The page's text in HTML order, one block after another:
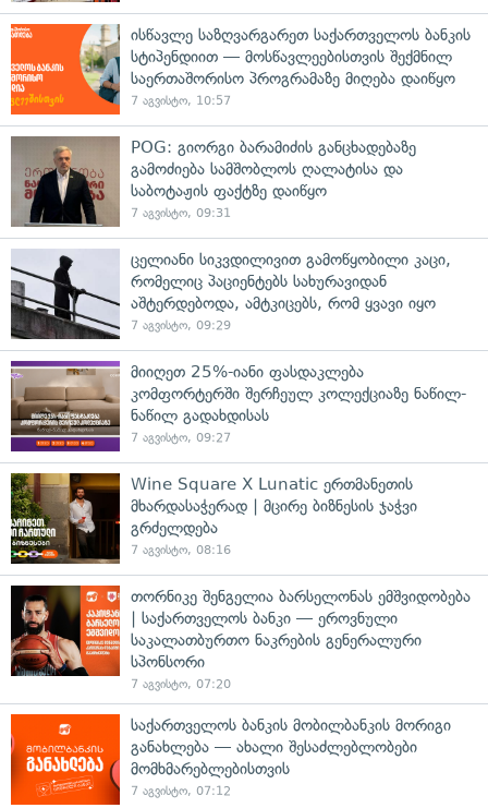
ისწავლე საზღვარგარეთ საქართველოს ბანკის
სტიპენდიით — მოსწავლეებისთვის შექმნილ
საერთაშორისო პროგრამაზე მიღება დაიწყო
7 აგვისტო, 10:57
POG: გიორგი ბარამიძის განცხადებაზე
გამოძიება სამშობლოს ღალატისა და
საბოტაჟის ფაქტზე დაიწყო
7 აგვისტო, 09:31
ცელიანი სიკვდილივით გამოწყობილი კაცი,
რომელიც პაციენტებს სახურავიდან
აშტერდებოდა, ამტკიცებს, რომ ყვავი იყო
7 აგვისტო, 09:29
მიიღეთ 25%-იანი ფასდაკლება
კომფორტერში შერჩეულ კოლექციაზე ნაწილ-
ნაწილ გადახდისას
7 აგვისტო, 09:27
Wine Square X Lunatic ერთმანეთის
მხარდასაჭერად | მცირე ბიზნესის ჯაჭვი
გრძელდება
7 აგვისტო, 08:16
თორნიკე შენგელია ბარსელონას ემშვიდობება
| საქართველოს ბანკი — ეროვნული
საკალათბურთო ნაკრების გენერალური
სპონსორი
7 აგვისტო, 07:20
საქართველოს ბანკის მობილბანკის მორიგი
განახლება — ახალი შესაძლებლობები
მომხმარებლებისთვის
7 აგვისტო, 07:12